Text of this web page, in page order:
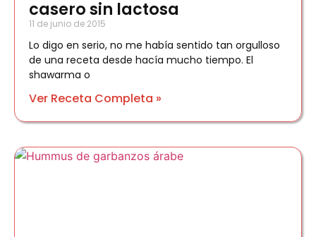
casero sin lactosa
11 de junio de 2015
Lo digo en serio, no me había sentido tan orgulloso
de una receta desde hacía mucho tiempo. El
shawarma o
Ver Receta Completa »